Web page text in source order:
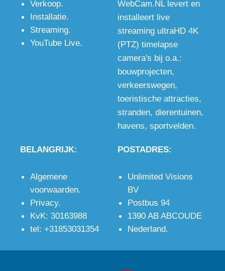
én
bewakingscamera
voor op de
bouwplaats
pixels,
wanneer de
kwaliteit
gewenst is,
ook in het
donker.
met
microfoon
en stereo
audio
ingang voor
uitstekend
beeld en
geluid.
Verkoop.
Installatie.
Streaming.
YouTube Live.
WebCam.NL levert en
installeert live
streaming ultraHD 4K
(PTZ) timelapse
camera's bij o.a.:
bouwprojecten,
verkeerswegen,
toeristische attracties,
stranden, dierentuinen,
havens, sportvelden.
BELANGRIJK:
Algemene
voorwaarden.
Privacy.
KvK: 30163988
tel: +31853031354
POSTADRES:
Unlimited Visions
BV
Postbus 94
1390 AB ABCOUDE
Nederland.